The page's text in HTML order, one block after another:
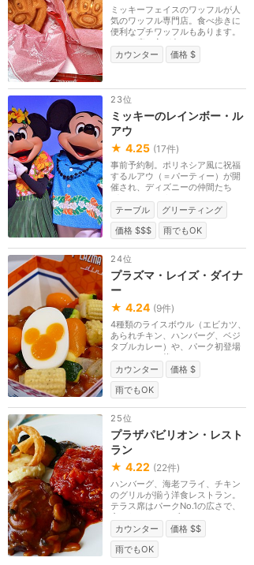
ミッキーフェイスのワッフルが人
気のワッフル専門店。食べ歩きに
便利なプチワッフルもあります。
テラス席の方が多...
カウンター
価格 $
23位
ミッキーのレインボー・ル
アウ
★ 4.25 (17件)
事前予約制。ポリネシア風に祝福
するルアウ（＝パーティー）が開
催され、ディズニーの仲間たち
テーブル
グリーティング
価格 $$$
雨でもOK
24位
プラズマ・レイズ・ダイナ
ー
★ 4.24 (9件)
4種類のライスボウル（エビカツ、
あられチキン、ハンバーグ、ベジ
タブルカレー）や、パーク初登場
のスティック状の...
カウンター
価格 $
雨でもOK
25位
プラザパビリオン・レスト
ラン
★ 4.22 (22件)
ハンバーグ、海老フライ、チキン
のグリルが揃う洋食レストラン。
テラス席はパークNo.1の広さで、
夜になるとテーブ...
カウンター
価格 $$
雨でもOK